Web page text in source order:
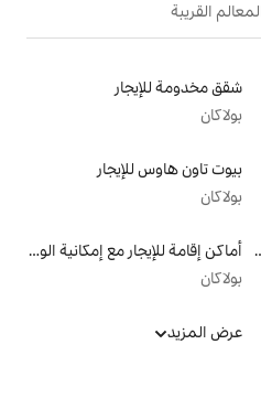
أماكن إقامة للإيجار مع إمكانية الوصول إلى الشاطئ